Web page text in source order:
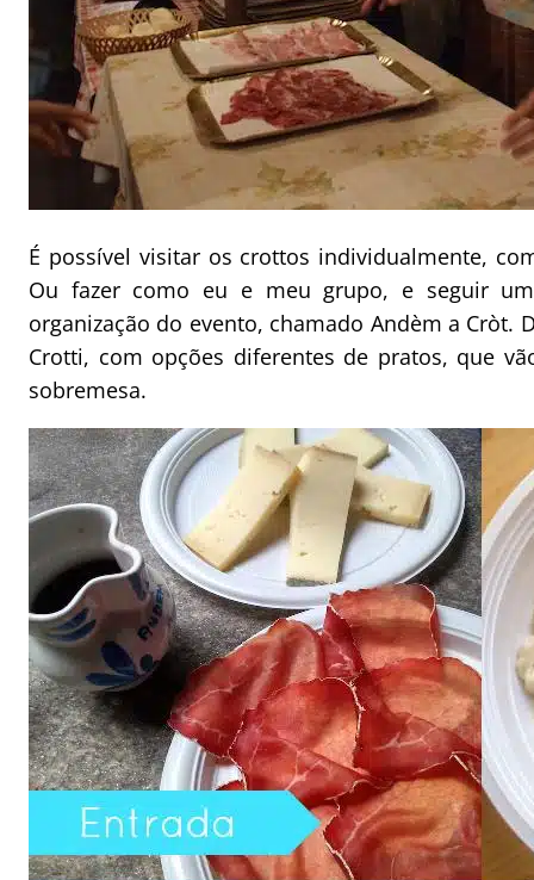
É possível visitar os crottos individualmente,
Ou fazer como eu e meu grupo, e seguir
organização do evento, chamado Andèm a Cròt.
Crotti, com opções diferentes de pratos, que
sobremesa.